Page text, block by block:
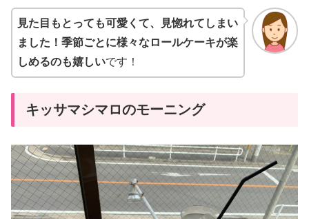
見た目もとっても可愛くて、見惚れてしまい
ました！季節ごとに様々なロールケーキが楽
しめるのも嬉しいです！
キッサマシマロのモーニング